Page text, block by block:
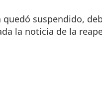
suspendido,
la noticia de la